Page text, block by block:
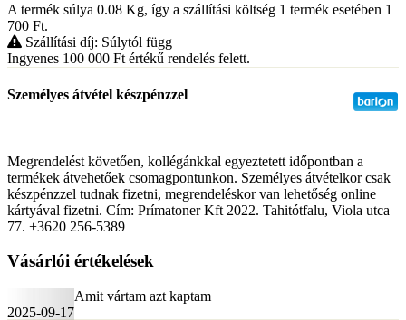
A termék súlya 0.08 Kg, így a szállítási költség 1 termék esetében 1
700 Ft.
Szállítási díj: Súlytól függ
Ingyenes 100 000 Ft értékű rendelés felett.
Személyes átvétel készpénzzel
Megrendelést követően, kollégánkkal egyeztetett időpontban a
termékek átvehetőek csomagpontunkon. Személyes átvételkor csak
készpénzzel tudnak fizetni, megrendeléskor van lehetőség online
kártyával fizetni. Cím: Prímatoner Kft 2022. Tahitótfalu, Viola utca
77. +3620 256-5389
Vásárlói értékelések
2025-09-17
Amit vártam azt kaptam